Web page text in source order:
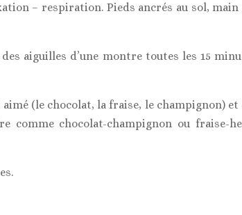
– respiration. Pieds ancrés au sol, main
aiguilles d’une montre toutes les 15
(le chocolat, la fraise, le champignon) et
comme chocolat-champignon ou fraise-